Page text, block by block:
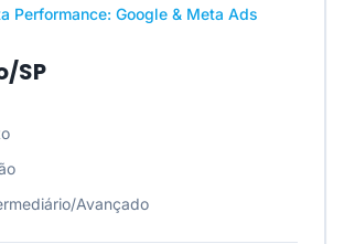
Performance: Google & Meta Ads
SP
Avançado